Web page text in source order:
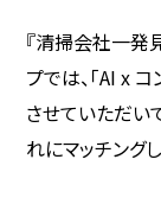
『清掃会社一発
プでは、「AI x
させていただい
れにマッチング